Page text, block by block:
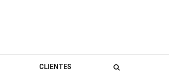
CLIENTES